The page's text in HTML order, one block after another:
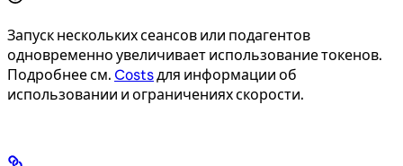
Запуск нескольких сеансов или подагентов
одновременно увеличивает использование токенов.
Подробнее см. Costsдля информации об
использовании и ограничениях скорости.